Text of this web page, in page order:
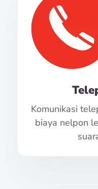
Komunikasi
biaya nelpon